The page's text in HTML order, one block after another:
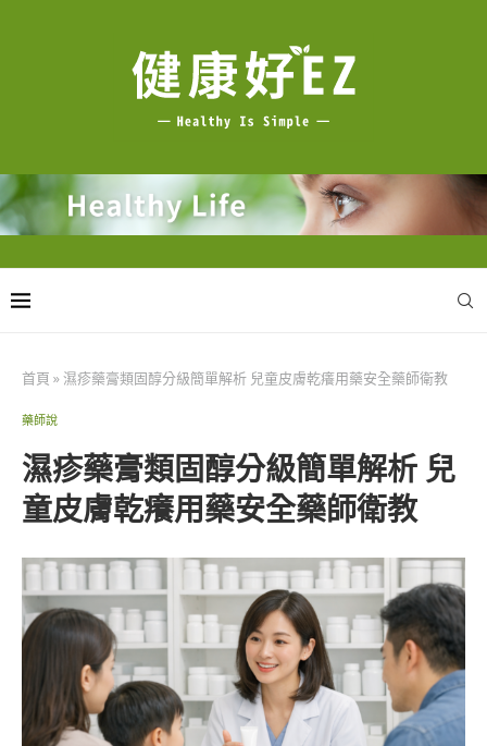
首頁 »濕疹藥膏類固醇分級簡單解析 兒童皮膚乾癢用藥安全藥師衛教
藥師說
濕疹藥膏類固醇分級簡單解析 兒
童皮膚乾癢用藥安全藥師衛教